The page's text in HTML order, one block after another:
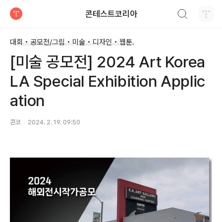
콘테스트코리아
대회 • 공모전/그림 • 미술 • 디자인 • 웹툰.
[미술 공모전] 2024 Art Korea
LA Special Exhibition Applic
ation
콘코 2024. 2. 19. 09:50